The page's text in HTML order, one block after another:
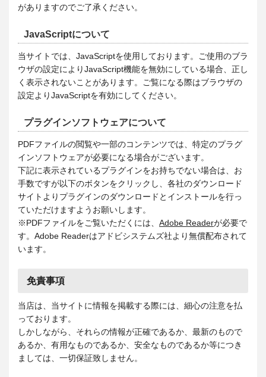
がありますのでご了承ください。
JavaScriptについて
当サイトでは、JavaScriptを使用しております。ご使用のブラ
ウザの設定によりJavaScript機能を無効にしている場合、正し
く表示されないことがあります。ご覧になる際はブラウザの
設定よりJavaScriptを有効にしてください。
プラグインソフトウェアについて
PDFファイルの閲覧や一部のコンテンツでは、特定のプラグ
インソフトウェアが必要になる場合がございます。
下記に表示されているプラグインをお持ちでない場合は、お
手数ですが以下のボタンをクリックし、各社のダウンロード
サイトよりプラグインのダウンロードとインストールを行っ
ていただけますようお願いします。
※PDFファイルをご覧いただくには、 Adobe Readerが必要で
す。Adobe Readerはアドビシステムズ社より無償配布されて
います。
免責事項
当店は、当サイトに情報を掲載する際には、細心の注意を払
っております。
しかしながら、それらの情報が正確であるか、最新のもので
あるか、有用なものであるか、安全なものであるか等につき
ましては、一切保証致しません。